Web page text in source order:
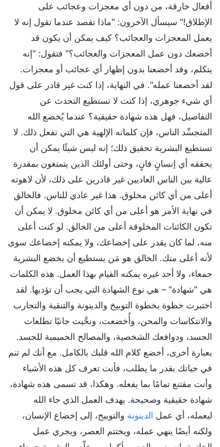
أفعال خارقة، من دون أي معجزات وعجائب على
الإطلاق!" سيسأل الآخرون: "ماذا تقصد عندما تقول إنه لا
يعمل المعجزات والعجائب؟ كيف يمكن أن يكون قد
أخضعك دون عمل المعجزات والعجائب؟" فتقول: "إنه
يتكلم، وقد أخضعنا بدون إظهار أي عجائب أو معجزات.
لقد أخضعنا عمله". في النهاية، إذا كنت غير قادر على قول
أي شيء جوهري، إذا كنت لا تستطيع التحدث عن
التفاصيل، فهل هذه شهادة حقيقية؟ عندما يُخضع الله
المتجسِّد الناس، فإن كلماته الإلهية هي التي تفعل ذلك. لا
تستطيع البشرية تحقيق ذلك؛ إنه ليس شيئًا يمكن أن
يحققه أي إنسانٍ فانٍ، وحتى أولئك الذين يتمتعون بمقدرة
عالية بين الناس العاديين غير قادرين على ذلك، لأن لاهوته
أعلى من أي كائن مخلوق. هذا غير عادي للناس. فالخالق
في نهاية الأمر هو أعلى من أي كائن مخلوق. لا يمكن أن
تكون الكائنات المخلوقة أعلى من الخالق. لو كنت أعلى
منه، لما كان يقدر على إخضاعك، ولا يمكنه إخضاعك سوى
لأنه أعلى منك. الخالق هو مَن يستطيع أن يخضع البشرية
جمعاء، ولا أحد غيره يمكنه القيام بهذا العمل. هذه الكلمات
هي "شهادة" – هي نوع الشهادة التي يجب أن تؤديها. لقد
اختبرت خطوة بخطوة التوبيخ والدينونة والتنقية والتجارب
والانتكاسات والمحن، وأُخضعت، ونحَّيت جانبًا تطلعات
الجسد، ودوافعك الشخصية، والمصالح الحميمية للجسد.
بعبارة أخرى، أخضع كلام الله قلبك بالكامل. مع أنك لم تنم
في حياتك بقدر ما يطلب، فأنت تعرف كل هذه الأشياء
وأنت مقتنع تمامًا بما يفعله. وهكذا، قد تسمى هذه شهادة،
شهادة حقيقية وصحيحة. يهدف العمل الذي جاء الله
ليعمله، أي عمل الدينونة والتوبيخ، إلى إخضاع الإنسان،
ولكنه أيضًا ينهي عمله، ويختتم العصر، ويجري عمل